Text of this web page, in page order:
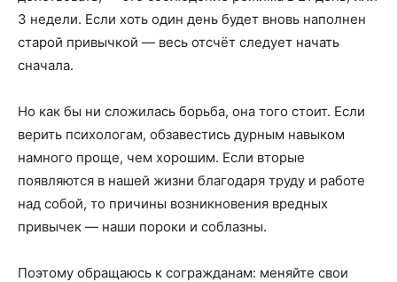
3 недели. Если хоть один день будет вновь наполнен
старой привычкой — весь отсчёт следует начать
сначала.
Но как бы ни сложилась борьба, она того стоит. Если
верить психологам, обзавестись дурным навыком
намного проще, чем хорошим. Если вторые
появляются в нашей жизни благодаря труду и работе
над собой, то причины возникновения вредных
привычек — наши пороки и соблазны.
Поэтому обращаюсь к согражданам: меняйте свои